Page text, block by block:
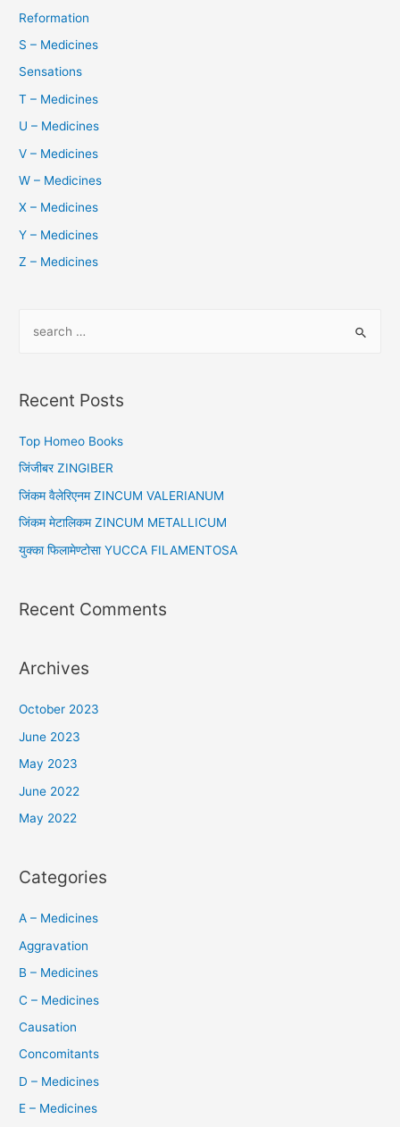
Reformation
S – Medicines
Sensations
T – Medicines
U – Medicines
V – Medicines
W – Medicines
X – Medicines
Y – Medicines
Z – Medicines
r
h
f
o
r
Recent Posts
Top Homeo Books
जिंजीबर ZINGIBER
जिंकम वैलेरिएनम ZINCUM VALERIANUM
जिंकम मेटालिकम ZINCUM METALLICUM
युक्का फिलामेण्टोसा YUCCA FILAMENTOSA
Recent Comments
Archives
October 2023
June 2023
May 2023
June 2022
May 2022
Categories
A – Medicines
Aggravation
B – Medicines
C – Medicines
Causation
Concomitants
D – Medicines
E – Medicines